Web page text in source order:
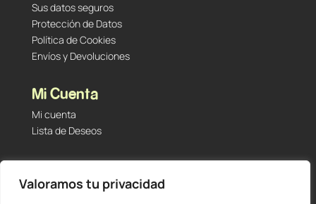
Valoramos tu privacidad
Sus datos seguros
Protección de Datos
Política de Cookies
Envíos y Devoluciones
Mi Cuenta
Mi cuenta
Lista de Deseos
Tu Tienda de Segunda Mano, Sambara #101 (Madrid,